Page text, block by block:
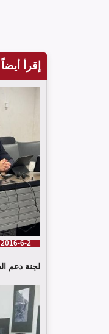
إقرأ أيضاً
2016-6-2
لجنة دعم